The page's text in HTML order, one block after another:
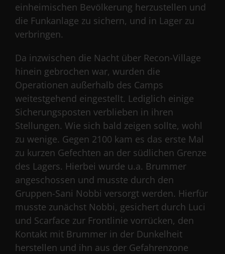
einheimischen Bevölkerung herzustellen und
die Funkanlage zu sichern, und in Lager zu
verbringen.
Da inzwischen die Nacht über Recon-Village
hinein gebrochen war, wurden die
Operationen außerhalb des Camps
weitestgehend eingestellt. Lediglich einige
Sicherungsposten verblieben in ihren
Stellungen. Wie sich bald zeigen sollte, wohl
zu wenige. Gegen 2100 kam es das erste Mal
zu kurzen Gefechten an der südlichen Grenze
des Lagers. Hierbei wurde u.a. Brummer
angeschossen und musste durch den
Gruppen-Sani Nobbi versorgt werden. Hierfür
musste zunächst Nobbi, gesichert durch Luci
und Scarface zur Frontlinie vorrücken, den
Kontakt mit Brummer in der Dunkelheit
herstellen und ihn aus der Gefahrenzone